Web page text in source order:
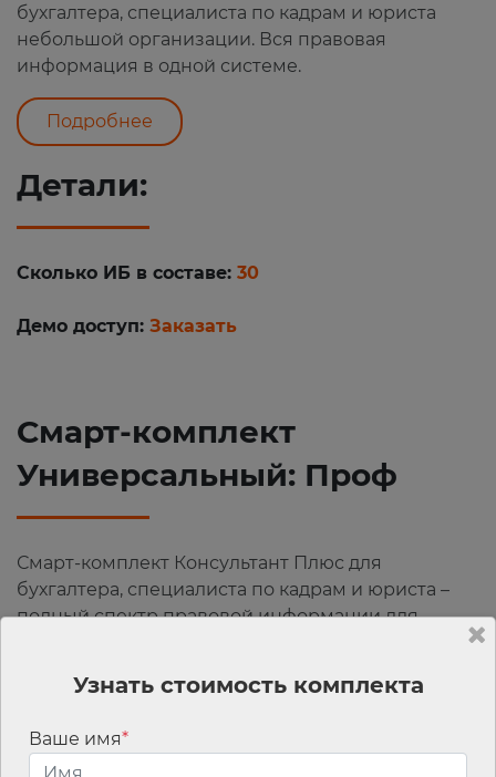
бухгалтера, специалиста по кадрам и юриста
небольшой организации. Вся правовая
информация в одной системе.
Подробнее
Детали:
Сколько ИБ в составе: 30
Демо доступ: Заказать
Смарт-комплект
Универсальный: Проф
Смарт-комплект Консультант Плюс для
бухгалтера, специалиста по кадрам и юриста –
полный спектр правовой информации для
Подробнее
Детали:
Узнать стоимость комплекта
Ваше имя*